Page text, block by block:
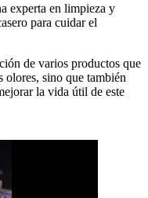
experta en limpieza y
para cuidar el
de varios productos que
olores, sino que también
la vida útil de este